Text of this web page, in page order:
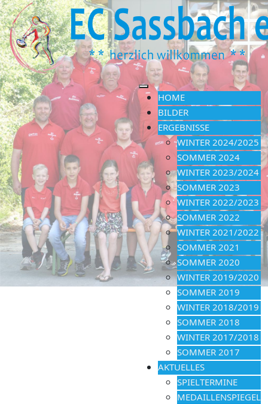
HOME
BILDER
ERGEBNISSE
WINTER 2024/2025
SOMMER 2024
WINTER 2023/2024
SOMMER 2023
WINTER 2022/2023
SOMMER 2022
WINTER 2021/2022
SOMMER 2021
SOMMER 2020
WINTER 2019/2020
SOMMER 2019
WINTER 2018/2019
SOMMER 2018
WINTER 2017/2018
SOMMER 2017
AKTUELLES
SPIELTERMINE
MEDAILLENSPIEGEL